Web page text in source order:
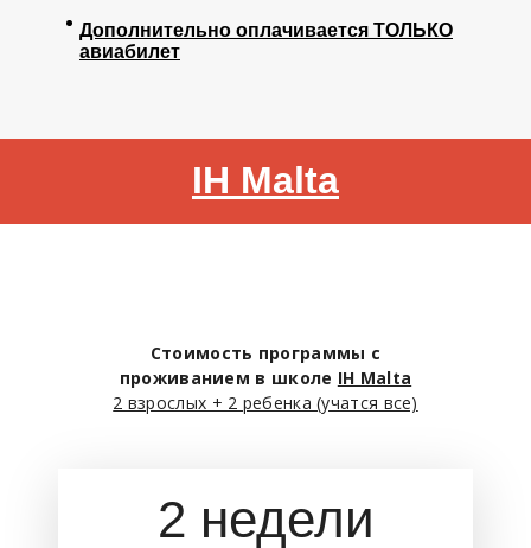
Дополнительно оплачивается ТОЛЬКО
авиабилет
IH Malta
Стоимость программы с
проживанием в школе IH Malta
2 взрослых + 2 ребенка (учатся все)
2 недели